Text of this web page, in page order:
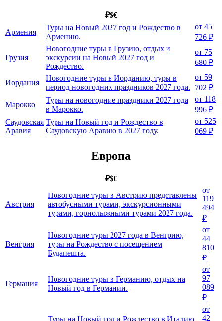
₽$€
Армения
Туры на Новый 2027 год и Рождество в
Армению.
от 45
726 ₽
Грузия
Новогодние туры в Грузию, отдых и
экскурсии на Новый 2027 год и
Рождество.
от 75
680 ₽
Иордания
Новогодние туры в Иорданию, туры в
период новогодних праздников 2027 года.
от 59
702 ₽
Марокко
Туры на новогодние праздники 2027 года
в Марокко.
от 118
996 ₽
Саудовская
Аравия
Туры на Новый год и Рождество в
Саудовскую Аравию в 2027 году.
от 525
069 ₽
Европа
₽$€
Австрия
Новогодние туры в Австрию представлены
автобусными турами, экскурсионными
турами, горнолыжными турами 2027 года.
от
119
494
₽
Венгрия
Новогодние туры 2027 года в Венгрию,
туры на Рождество с посещением
Будапешта.
от
44
810
₽
Германия
Новогодние туры в Германию, отдых на
Новый год в Германии.
от
97
089
₽
Туры на Новый год и Рождество в Италию,
от
42